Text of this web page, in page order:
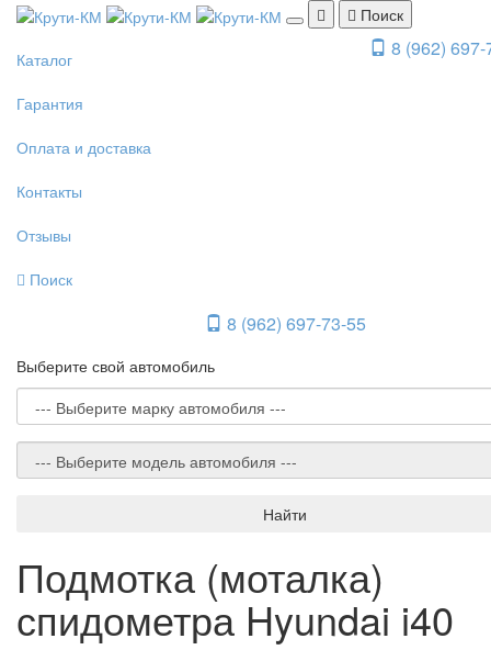
Поиск
8 (962)
Каталог
Гарантия
Оплата и доставка
Контакты
Отзывы
Поиск
8 (962) 697-73-55
Выберите свой автомобиль
Найти
Подмотка (моталка)
спидометра Hyundai i40